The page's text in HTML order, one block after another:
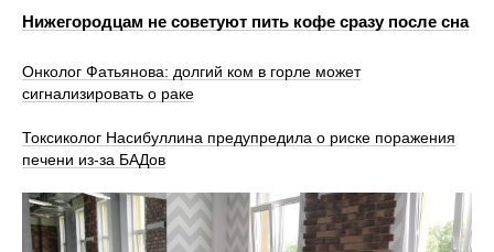
Нижегородцам не советуют пить кофе сразу после сна
Онколог Фатьянова: долгий ком в горле может
сигнализировать о раке
Токсиколог Насибуллина предупредила о риске поражения
печени из-за БАДов